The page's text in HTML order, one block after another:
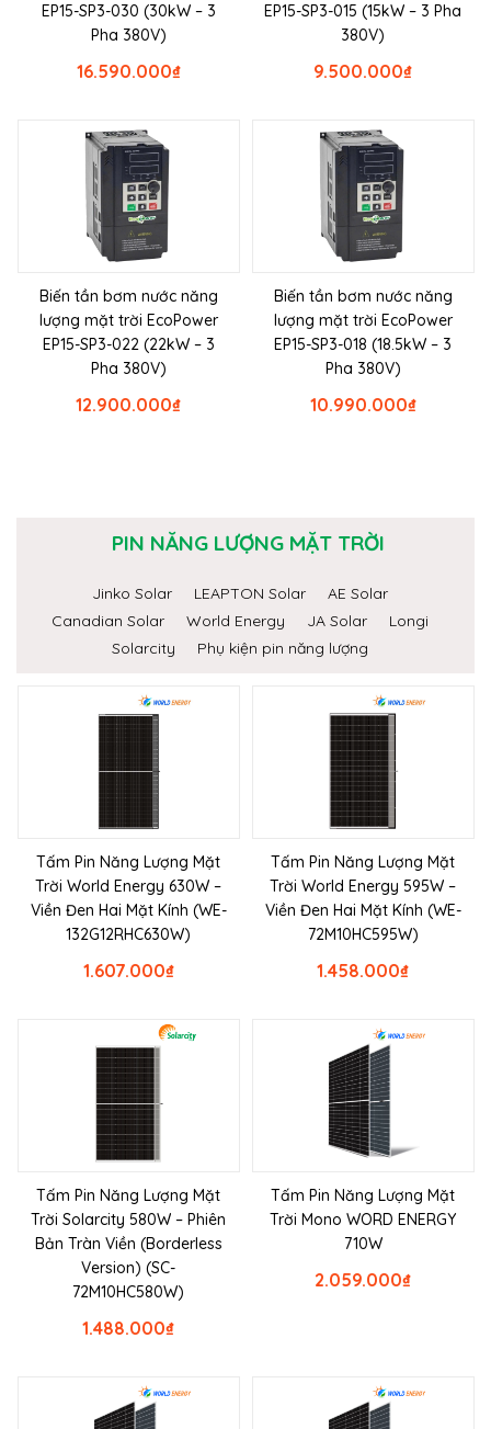
EP15-SP3-030 (30kW – 3
Pha 380V)
₫
16.590.000
EP15-SP3-015 (15kW – 3 Pha
380V)
₫
9.500.000
Biến tần bơm nước năng
lượng mặt trời EcoPower
EP15-SP3-022 (22kW – 3
Pha 380V)
₫
12.900.000
Biến tần bơm nước năng
lượng mặt trời EcoPower
EP15-SP3-018 (18.5kW – 3
Pha 380V)
₫
10.990.000
PIN NĂNG LƯỢNG MẶT TRỜI
Jinko Solar LEAPTON Solar
AE Solar
Canadian Solar
World Energy JA Solar
Longi
Solarcity
Phụ kiện pin năng lượng
Tấm Pin Năng Lượng Mặt
Trời World Energy 630W –
Viền Đen Hai Mặt Kính (WE-
132G12RHC630W)
₫
1.607.000
Tấm Pin Năng Lượng Mặt
Trời World Energy 595W –
Viền Đen Hai Mặt Kính (WE-
72M10HC595W)
₫
1.458.000
Tấm Pin Năng Lượng Mặt
Trời Solarcity 580W – Phiên
Bản Tràn Viền (Borderless
Version) (SC-
72M10HC580W)
₫
1.488.000
Tấm Pin Năng Lượng Mặt
Trời Mono WORD ENERGY
710W
₫
2.059.000